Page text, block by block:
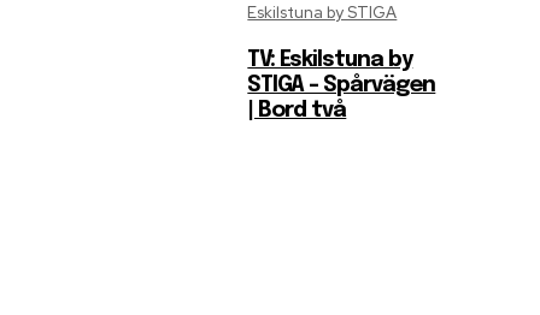
Eskilstuna by STIGA
TV: Eskilstuna by
STIGA – Spårvägen
| Bord två